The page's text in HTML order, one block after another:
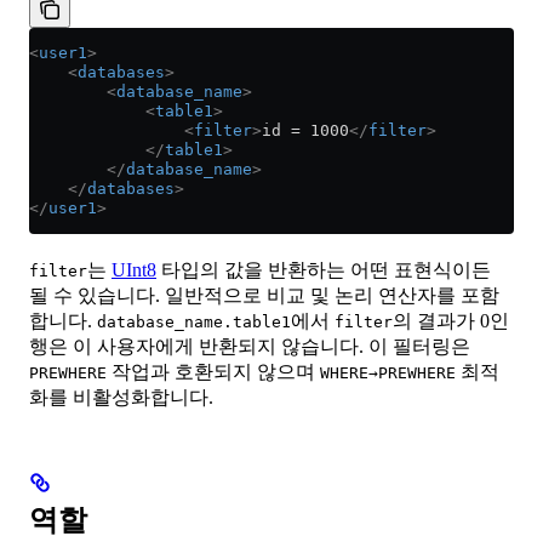
<user1>
    <
databases>
        <
database_name>
            <
table1>
                <
filter>id = 1000</filter>
            </
table1>
        </
database_name>
    </
databases>
</user1>
filter는 UInt8 타입의 값을 반환하는 어떤 표현식이든
될 수 있습니다. 일반적으로 비교 및 논리 연산자를 포함
합니다. database_name.table1에서 filter의 결과가 0인
행은 이 사용자에게 반환되지 않습니다. 이 필터링은
PREWHERE 작업과 호환되지 않으며 WHERE→PREWHERE 최적
화를 비활성화합니다.
역할